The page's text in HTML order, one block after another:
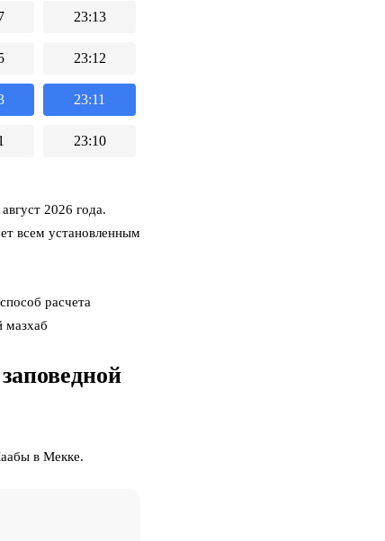
23:13
23:12
23:11
23:10
2026 года.
всем установленным
расчета
мазхаб
в Мекке.